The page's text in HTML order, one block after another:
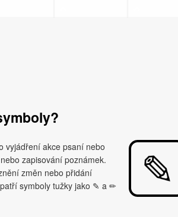
vyjádření akce psaní nebo
zapisování poznámek.
změn nebo přidání
symboly tužky jako ✎ a ✏